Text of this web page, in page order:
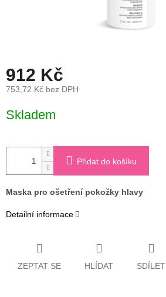
912 Kč
753,72 Kč bez DPH
cena:
Skladem
Přidat do košíku
Maska pro ošetření pokožky hlavy
Detailní informace
ZEPTAT SE HLÍDAT SDÍLET